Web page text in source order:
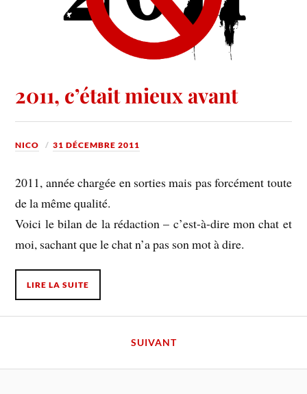
2011, c’était mieux avant
NICO 31 DÉCEMBRE 2011
2011, année chargée en sorties mais pas forcément toute
de la même qualité.
Voici le bilan de la rédaction – c’est-à-dire mon chat et
moi, sachant que le chat n’a pas son mot à dire.
LIRE LA SUITE
SUIVANT